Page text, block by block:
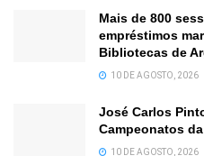
Mais de 800
empréstimos
Bibliotecas de
10 DE AGOSTO, 2026
José Carlos
Campeonatos
10 DE AGOSTO, 2026